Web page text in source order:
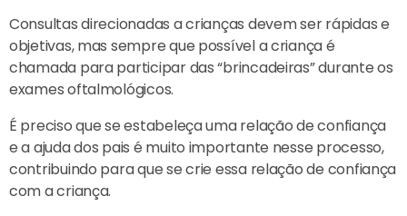
Consultas direcionadas a crianças devem ser rápidas e
objetivas, mas sempre que possível a criança é
chamada para participar das “brincadeiras” durante os
exames oftalmológicos.
É preciso que se estabeleça uma relação de confiança
e a ajuda dos pais é muito importante nesse processo,
contribuindo para que se crie essa relação de confiança
com a criança.